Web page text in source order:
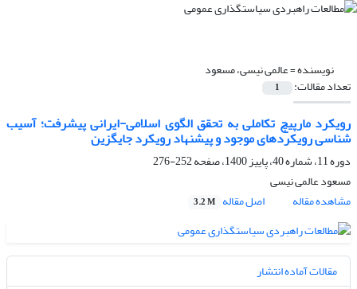
نویسنده =عالمی نیسی، مسعود
تعداد مقالات: 1
رویکرد مارپیچ تکاملی به تحقق الگوی اسلامی-ایرانی پیشرفت؛ آسیب
شناسی رویکردهای موجود و پیشنهاد رویکرد جایگزین
دوره 11، شماره 40، پاییز 1400، صفحه
252-276
مسعود عالمی نیسی
مشاهده مقاله
اصل مقاله 3.2 M
مقالات آماده انتشار